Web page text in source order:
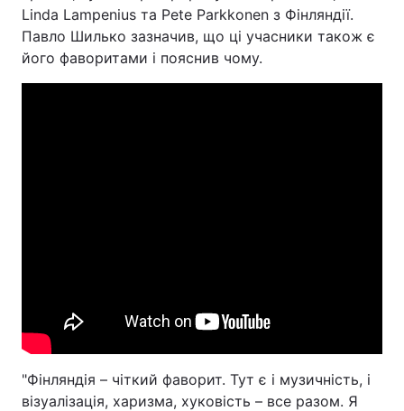
Linda Lampenius та Pete Parkkonen з Фінляндії.
Павло Шилько зазначив, що ці учасники також є
його фаворитами і пояснив чому.
"Фінляндія – чіткий фаворит. Тут є і музичність, і
візуалізація, харизма, хуковість – все разом. Я